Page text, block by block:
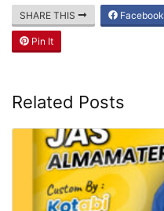
SHARE THIS Facebook
Pin It
Related Posts